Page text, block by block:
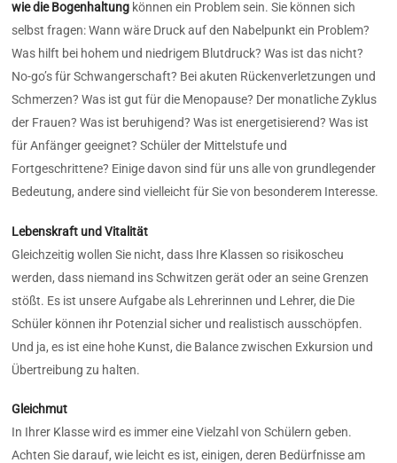
wie die Bogenhaltung können ein Problem sein. Sie können sich
selbst fragen: Wann wäre Druck auf den Nabelpunkt ein Problem?
Was hilft bei hohem und niedrigem Blutdruck? Was ist das nicht?
No-go’s für Schwangerschaft? Bei akuten Rückenverletzungen und
Schmerzen? Was ist gut für die Menopause? Der monatliche Zyklus
der Frauen? Was ist beruhigend? Was ist energetisierend? Was ist
für Anfänger geeignet? Schüler der Mittelstufe und
Fortgeschrittene? Einige davon sind für uns alle von grundlegender
Bedeutung, andere sind vielleicht für Sie von besonderem Interesse.
Lebenskraft und Vitalität
Gleichzeitig wollen Sie nicht, dass Ihre Klassen so risikoscheu
werden, dass niemand ins Schwitzen gerät oder an seine Grenzen
stößt. Es ist unsere Aufgabe als Lehrerinnen und Lehrer, die Die
Schüler können ihr Potenzial sicher und realistisch ausschöpfen.
Und ja, es ist eine hohe Kunst, die Balance zwischen Exkursion und
Übertreibung zu halten.
Gleichmut
In Ihrer Klasse wird es immer eine Vielzahl von Schülern geben.
Achten Sie darauf, wie leicht es ist, einigen, deren Bedürfnisse am